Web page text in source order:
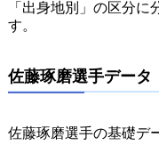
「出身地別」の区分に
す。
佐藤琢磨選手データ
佐藤琢磨選手の基礎デ